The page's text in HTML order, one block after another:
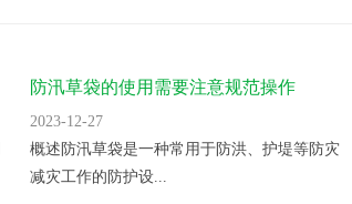
防汛草袋的使用需要注意规范操作
2023-12-27
概述防汛草袋是一种常用于防洪、护堤等防灾
减灾工作的防护设...